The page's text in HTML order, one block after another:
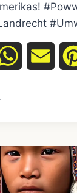
WhatsApp